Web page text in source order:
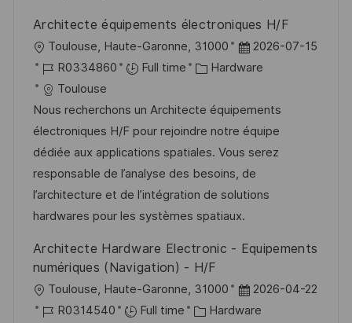
Architecte équipements électroniques H/F
L
o
c
a
t
i
o
n
Toulouse, Haute-Garonne, 31000
P
o
t
e
d
D
a
t
2026-07-15
J
o
b
I
d
R0334860 Full time
C
t
e
g
o
r
y
Hardware
Toulouse
Nous recherchons un Architecte équipements
électroniques H/F pour rejoindre notre équipe
dédiée aux applications spatiales. Vous serez
responsable de l’analyse des besoins, de
l’architecture et de l’intégration de solutions
hardwares pour les systèmes spatiaux.
Architecte Hardware Electronic - Equipements
numériques (Navigation) - H/F
L
o
Toulouse, Haute-Garonne, 31000
P
o
2026-04-22
J
R0314540 Full time
C
Hardware